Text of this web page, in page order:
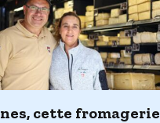
cette fromagerie